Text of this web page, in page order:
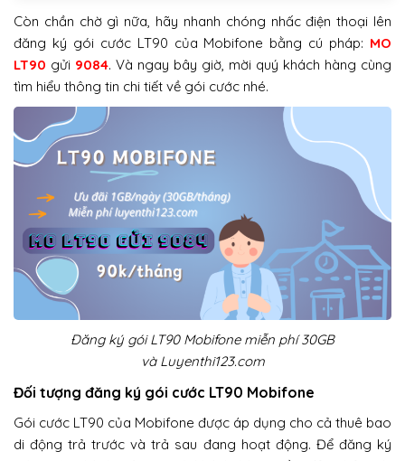
Còn chần chờ gì nữa, hãy nhanh chóng nhấc điện thoại lên
đăng ký gói cước LT90 của Mobifone bằng cú pháp: MO
LT90 gửi 9084. Và ngay bây giờ, mời quý khách hàng cùng
tìm hiểu thông tin chi tiết về gói cước nhé.
Đăng ký gói LT90 Mobifone miễn phí 30GB
và Luyenthi123.com
Đối tượng đăng ký gói cước LT90 Mobifone
Gói cước LT90 của Mobifone được áp dụng cho cả thuê bao
di động trả trước và trả sau đang hoạt động. Để đăng ký